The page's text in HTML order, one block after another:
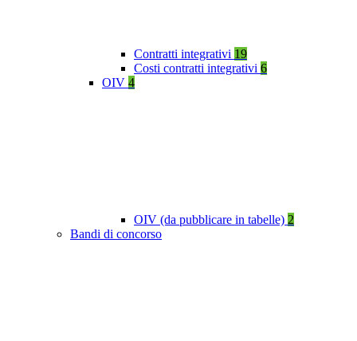
Contratti integrativi 19
Costi contratti integrativi 6
OIV 4
OIV (da pubblicare in tabelle) 2
Bandi di concorso